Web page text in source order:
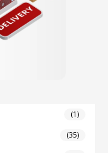
(1)
(35)